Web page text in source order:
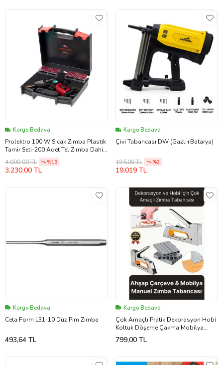
Kargo Bedava
Prolektro 100 W Sıcak Zımba Plastik
Tamir Seti-200 Adet Tel Zımba Dahil
Siyah-Kırmızı
4.000,00 TL %19
3.230,00 TL
Kargo Bedava
Çivi Tabancası DW (Gazlı+Batarya)
19.500 TL %2
19.019 TL
Kargo Bedava
Ceta Form L31-10 Düz Pim Zımba
493,64 TL
Kargo Bedava
Çok Amaçlı Pratik Dekorasyon Hobi
Koltuk Döşeme Çakma Mobilya
Ahşap Çerçeve Manuel Zımba
Tabancası
799,00 TL